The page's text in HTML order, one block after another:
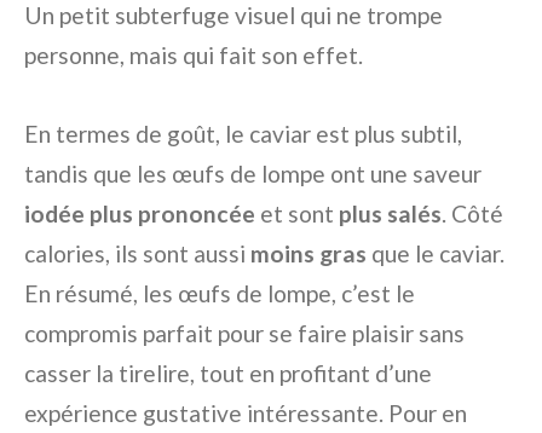
Un petit subterfuge visuel qui ne trompe
personne, mais qui fait son effet.
En termes de goût, le caviar est plus subtil,
tandis que les œufs de lompe ont une saveur
iodée plus prononcée et sont plus salés. Côté
calories, ils sont aussi moins gras que le caviar.
En résumé, les œufs de lompe, c’est le
compromis parfait pour se faire plaisir sans
casser la tirelire, tout en profitant d’une
expérience gustative intéressante. Pour en